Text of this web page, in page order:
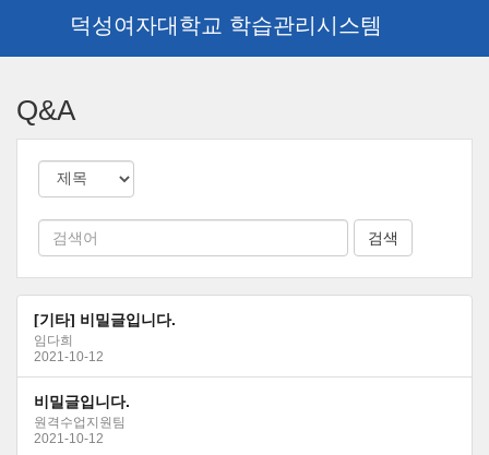
덕성여자대학교 학습관리시스템
Q&A
[기타] 비밀글입니다.
임다희
2021-10-12
비밀글입니다.
원격수업지원팀
2021-10-12